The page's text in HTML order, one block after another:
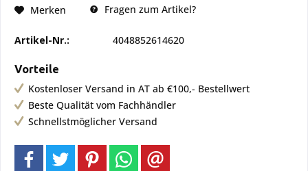
Merken Fragen zum Artikel?
Artikel-Nr.: 4048852614620
Vorteile
Kostenloser Versand in AT ab €100,- Bestellwert
Beste Qualität vom Fachhändler
Schnellstmöglicher Versand